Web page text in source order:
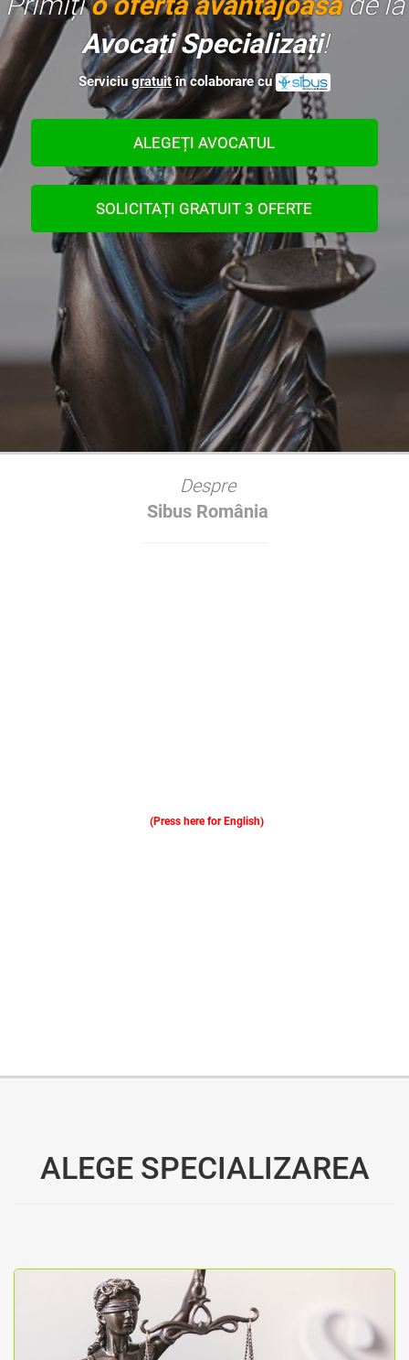
Avocați Specializați!
Serviciugratuitîn colaborare cu
ALEGEȚI AVOCATUL
SOLICITAȚI GRATUIT 3 OFERTE
Despre
Sibus România
(Press here for English)
ALEGE SPECIALIZAREA